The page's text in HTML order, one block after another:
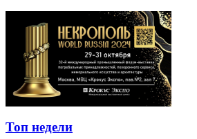
Топ недели